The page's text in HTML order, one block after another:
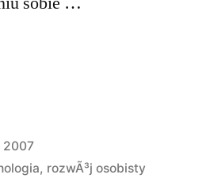
2007
, rozwÃ³j osobisty